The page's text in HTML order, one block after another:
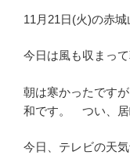
11月21日(火)の赤城
今日は風も収まっ
朝は寒かったです
和です。 つい、居
今日、テレビの天